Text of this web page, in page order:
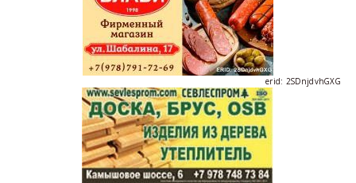
erid: 2SDnjdvhGXG
erid: 2SDnjcLUypt